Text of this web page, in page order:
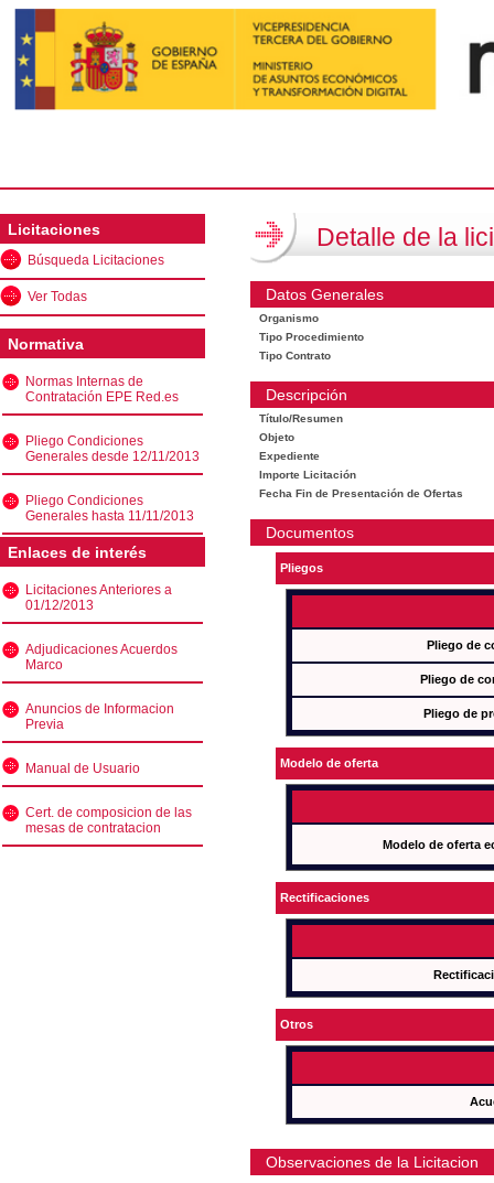
Licitaciones
Búsqueda Licitaciones
Ver Todas
Normativa
Normas Internas de
Contratación EPE Red.es
Pliego Condiciones
Generales desde 12/11/2013
Pliego Condiciones
Generales hasta 11/11/2013
Enlaces de interés
Licitaciones Anteriores a
01/12/2013
Adjudicaciones Acuerdos
Marco
Anuncios de Informacion
Previa
Manual de Usuario
Cert. de composicion de las
mesas de contratacion
Detalle de la
Datos Generales
Organismo
Tipo Procedimiento
Tipo Contrato
Descripción
Título/Resumen
Objeto
Expediente
Importe Licitación
Fecha Fin de Presentación de Ofertas
Documentos
Pliegos
Pliego de
Pliego de
Pliego de
Modelo de oferta
Modelo de oferta
Rectificaciones
Otros
Observaciones de la Licitacion